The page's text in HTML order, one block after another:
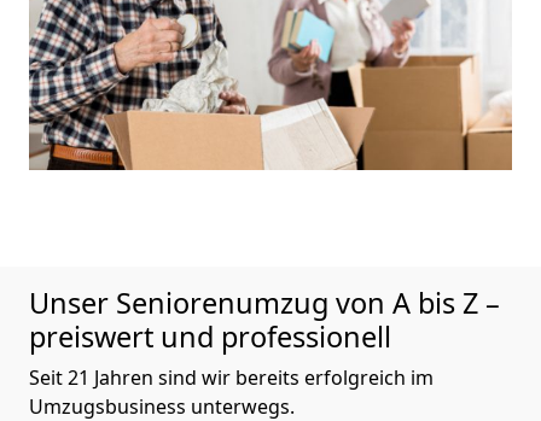
Unser Seniorenumzug von A bis Z –
preiswert und professionell
Seit 21 Jahren sind wir bereits erfolgreich im
Umzugsbusiness unterwegs.